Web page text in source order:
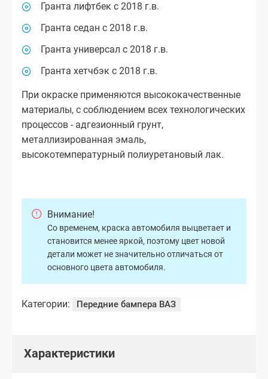
Гранта лифтбек с 2018 г.в.
Гранта седан с 2018 г.в.
Гранта универсал с 2018 г.в.
Гранта хетчбэк с 2018 г.в.
При окраске применяются высококачественные
материалы, с соблюдением всех технологических
процессов - адгезионный грунт,
металлизированная эмаль,
высокотемпературный полиуретановый лак.
Внимание!
Со временем, краска автомобиля выцветает и
становится менее яркой, поэтому цвет новой
детали может не значительно отличаться от
основного цвета автомобиля.
Категории: Передние бампера ВАЗ
Характеристики